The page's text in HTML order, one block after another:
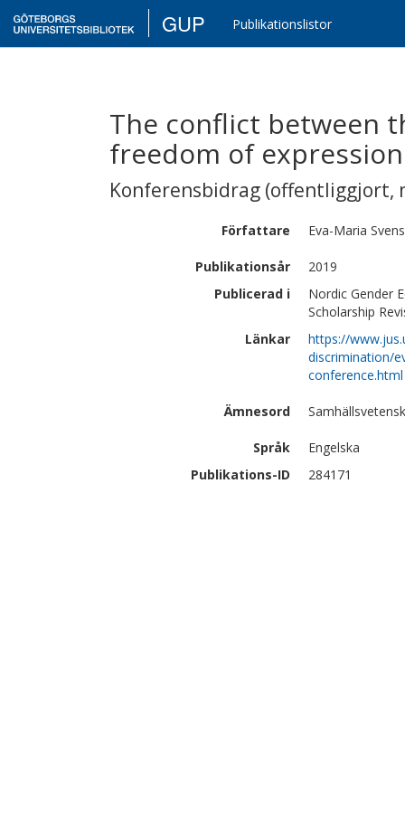
GUP Publikationslistor
The conflict between
freedom of
Konferensbidrag (offentliggjort,
Författare Eva-Maria
Publikationsår
2019
Publicerad i
Nordic Gender
Scholarship
Länkar
https://
discrimination/
conference.html
Ämnesord
Språk
Engelska
Publikations-ID
284171